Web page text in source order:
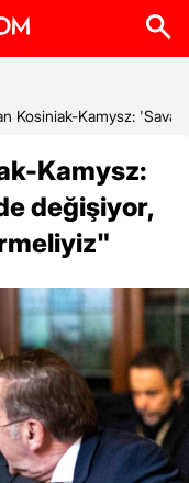
Kosiniak-Kamysz:
Kamysz:
değişiyor,